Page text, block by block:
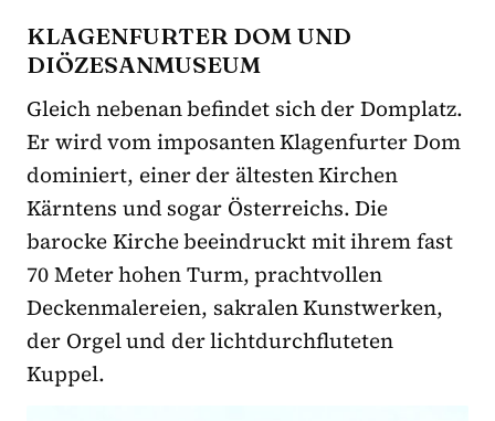
KLAGENFURTER DOM UND
DIÖZESANMUSEUM
Gleich nebenan befindet sich der Domplatz.
Er wird vom imposanten Klagenfurter Dom
dominiert, einer der ältesten Kirchen
Kärntens und sogar Österreichs. Die
barocke Kirche beeindruckt mit ihrem fast
70 Meter hohen Turm, prachtvollen
Deckenmalereien, sakralen Kunstwerken,
der Orgel und der lichtdurchfluteten
Kuppel.